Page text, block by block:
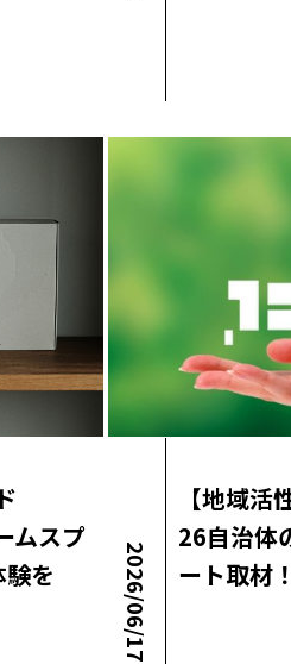
ムスプ
を
2026/06/17
【地域
26自治体
ート取材